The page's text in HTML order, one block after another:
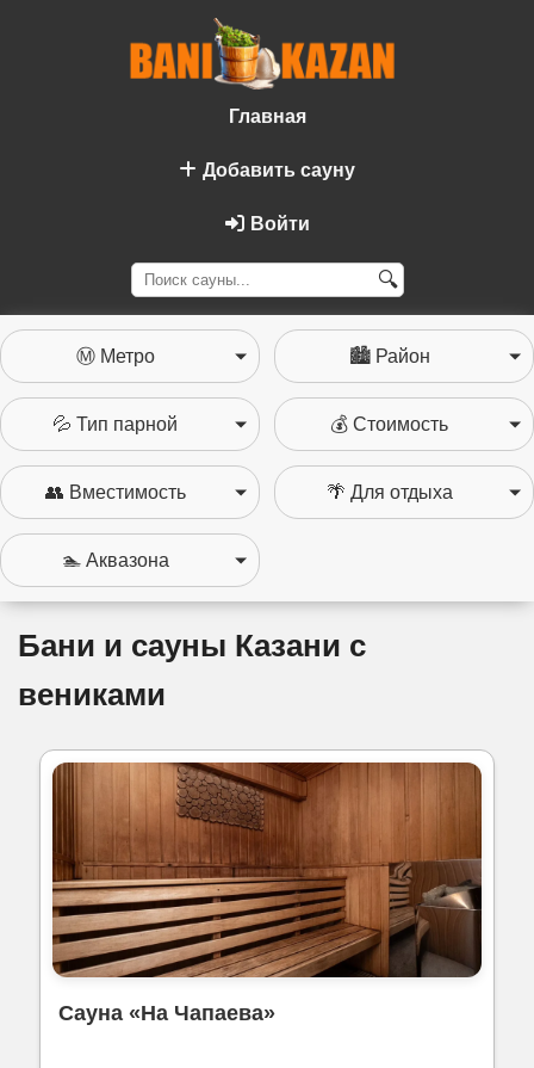
🔍
Главная
Добавить сауну
Войти
Бани и сауны Казани с
вениками
Сауна «На Чапаева»